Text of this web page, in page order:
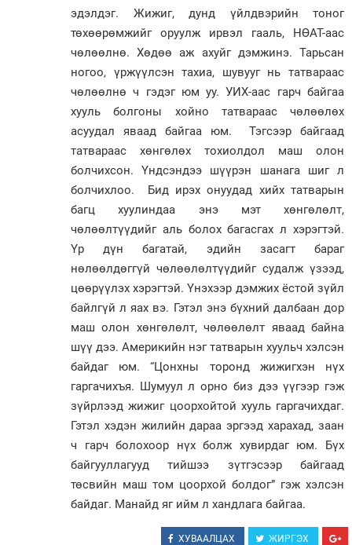
эдэлдэг. Жижиг, дунд үйлдвэрийн тоног
төхөөрөмжийг оруулж ирвэл гааль, НӨАТ-аас
чөлөөлнө. Хөдөө аж ахуйг дэмжинэ. Тарьсан
ногоо, үржүүлсэн тахиа, шувууг нь татвараас
чөлөөлнө ч гэдэг юм уу. УИХ-аас гарч байгаа
хууль болгоны хойно татвараас чөлөөлөх
асуудал яваад байгаа юм. Тэгсээр байгаад
татвараас хөнгөлөх тохиолдол маш олон
болчихсон. Үндсэндээ шүүрэн шанага шиг л
болчихлоо. Бид ирэх онуудад хийх татварын
багц хуулиндаа энэ мэт хөнгөлөлт,
чөлөөлтүүдийг аль болох багасгах л хэрэгтэй.
Үр дүн багатай, эдийн засагт бараг
нөлөөлдөггүй чөлөөлөлтүүдийг судалж үзээд,
цөөрүүлэх хэрэгтэй. Үнэхээр дэмжих ёстой зүйл
байлгүй л яах вэ. Гэтэл энэ бүхний далбаан дор
маш олон хөнгөлөлт, чөлөөлөлт яваад байна
шүү дээ. Америкийн нэг татварын хуульч хэлсэн
байдаг юм. “Цонхны торонд жижигхэн нүх
гаргачихъя. Шумуул л орно биз дээ үүгээр гэж
зүйрлээд жижиг цоорхойтой хууль гаргачихдаг.
Гэтэл хэдэн жилийн дараа эргээд харахад, заан
ч гарч болохоор нүх болж хувирдаг юм. Бүх
байгууллагууд тийшээ зүтгэсээр байгаад
төсвийн маш том цоорхой болдог” гэж хэлсэн
байдаг. Манайд яг ийм л хандлага байгаа.
ХУВААЛЦАХ ЖИРГЭХ